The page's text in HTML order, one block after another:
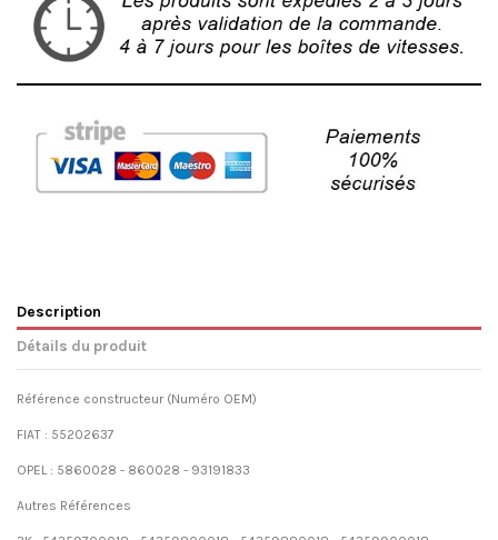
Description
Détails du produit
Référence constructeur (Numéro OEM)
FIAT : 55202637
OPEL : 5860028 - 860028 - 93191833
Autres Références